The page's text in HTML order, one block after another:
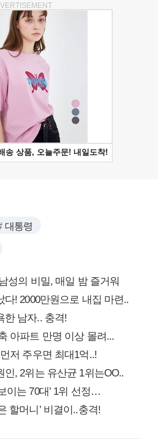
대통령
성의 비밀, 매일 밤 즐거워
! 2000만원으로 내집 마련..
한 남자.. 충격!
아파트 만명 이상 몰려...
저 주우면 최대1억..!
, 2위는 유산균 1위는OO..
이는 70대’ 1위 선정…
할머니’ 비결이..충격!